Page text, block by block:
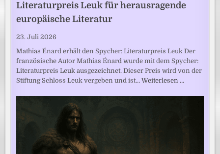
Literaturpreis Leuk für herausragende
europäische Literatur
23. Juli 2026
Mathias Énard erhält den Spycher: Literaturpreis Leuk Der
französische Autor Mathias Énard wurde mit dem Spycher:
Literaturpreis Leuk ausgezeichnet. Dieser Preis wird von der
Stiftung Schloss Leuk vergeben und ist…Weiterlesen …